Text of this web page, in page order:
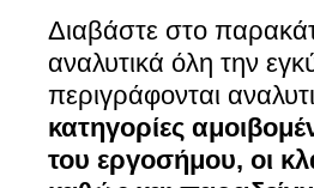
Διαβάστε στο
αναλυτικά όλη την
περιγράφονται
κατηγορίες
του εργοσήμου, οι